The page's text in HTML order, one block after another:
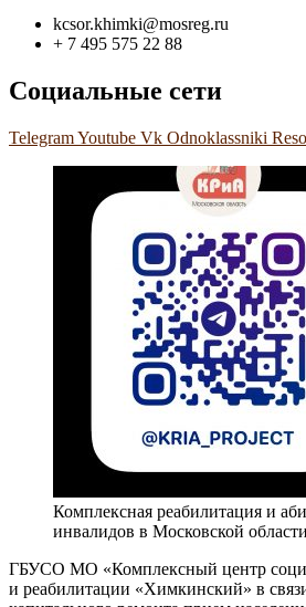
kcsor.khimki@mosreg.ru
+ 7 495 575 22 88
Социальные сети
TelegramYoutube Vk Odnoklassniki
Комплексная реабилитация и
инвалидов в Московской области
ГБУСО МО «Комплексный центр
и реабилитации «Химкинский» в